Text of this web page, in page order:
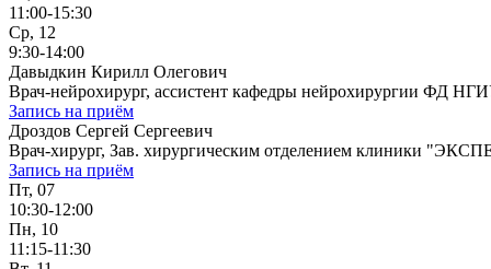
11:00-15:30
Ср, 12
9:30-14:00
Давыдкин Кирилл Олегович
Врач-нейрохирург, ассистент кафедры нейрохирургии ФД
Запись на приём
Дроздов Сергей Сергеевич
Врач-хирург, Зав. хирургическим отделением клиники
Запись на приём
Пт, 07
10:30-12:00
Пн, 10
11:15-11:30